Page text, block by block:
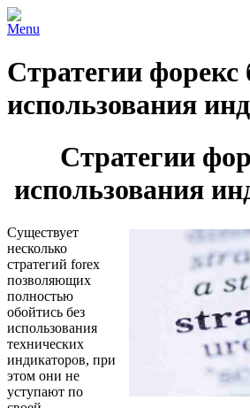
Menu
Стратегии форекс
использования
Стратегии
использования
Существует
несколько
стратегий forex
позволяющих
полностью
обойтись без
использования
технических
индикаторов, при
этом они не
уступают по